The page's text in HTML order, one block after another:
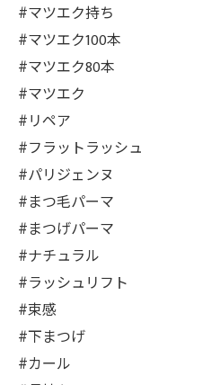
#マツエク持ち
#マツエク100本
#マツエク80本
#マツエク
#リペア
#フラットラッシュ
#パリジェンヌ
#まつ毛パーマ
#まつげパーマ
#ナチュラル
#ラッシュリフト
#束感
#下まつげ
#カール